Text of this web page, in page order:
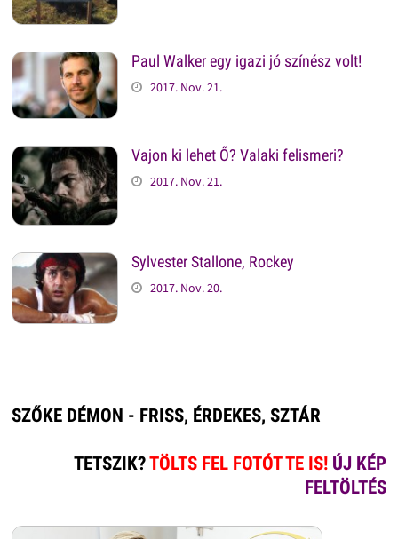
Paul Walker egy igazi jó színész volt!
2017. Nov. 21.
Vajon ki lehet Ő? Valaki felismeri?
2017. Nov. 21.
Sylvester Stallone, Rockey
2017. Nov. 20.
SZŐKE DÉMON - FRISS, ÉRDEKES, SZTÁR
TETSZIK?TÖLTS FEL FOTÓT TE IS! ÚJ KÉP
FELTÖLTÉS